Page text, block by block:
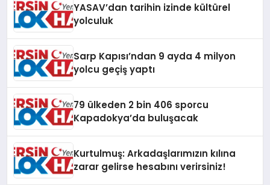
YASAV’dan tarihin izinde kültürel
yolculuk
Sarp Kapısı’ndan 9 ayda 4 milyon
yolcu geçiş yaptı
79 ülkeden 2 bin 406 sporcu
Kapadokya’da buluşacak
Kurtulmuş: Arkadaşlarımızın kılına
zarar gelirse hesabını verirsiniz!